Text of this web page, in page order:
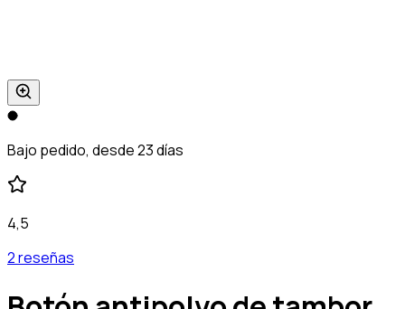
Bajo pedido, desde 23 días
4,5
2 reseñas